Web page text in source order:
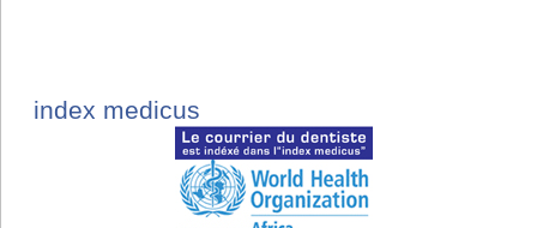
index medicus